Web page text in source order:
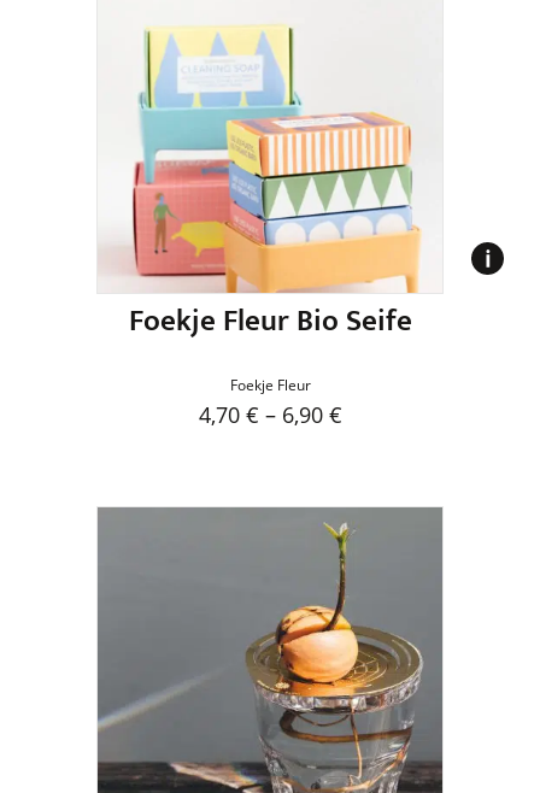
Varianten
auf.
Die
Optionen
können
auf
der
Produktseite
gewählt
werden
Foekje Fleur Bio Seife
Foekje Fleur
4,70 € – 6,90 €
weist
mehrere
Varianten
auf.
Die
Optionen
können
auf
der
Produktseite